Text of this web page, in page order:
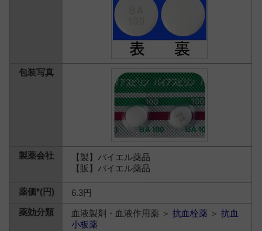
【製】バイエル薬品
【販】バイエル薬品
6.3円
血液製剤・血液作用薬 ＞抗血栓薬 ＞抗血
小板薬